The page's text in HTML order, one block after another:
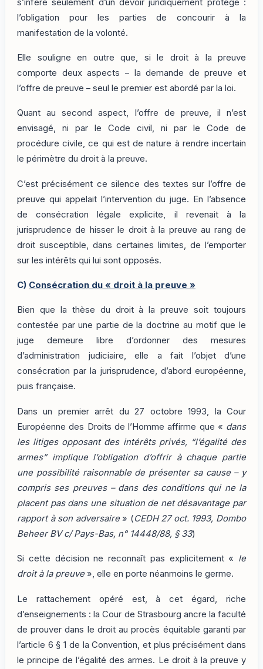
s’infère seulement d’un devoir juridiquement protégé :
l’obligation pour les parties de concourir à la
manifestation de la volonté.
Elle souligne en outre que, si le droit à la preuve
comporte deux aspects – la demande de preuve et
l’offre de preuve – seul le premier est abordé par la loi.
Quant au second aspect, l’offre de preuve, il n’est
envisagé, ni par le Code civil, ni par le Code de
procédure civile, ce qui est de nature à rendre incertain
le périmètre du droit à la preuve.
C’est précisément ce silence des textes sur l’offre de
preuve qui appelait l’intervention du juge. En l’absence
de consécration légale explicite, il revenait à la
jurisprudence de hisser le droit à la preuve au rang de
droit susceptible, dans certaines limites, de l’emporter
sur les intérêts qui lui sont opposés.
C) Consécration du « droit à la preuve »
Bien que la thèse du droit à la preuve soit toujours
contestée par une partie de la doctrine au motif que le
juge demeure libre d’ordonner des mesures
d’administration judiciaire, elle a fait l’objet d’une
consécration par la jurisprudence, d’abord européenne,
puis française.
Dans un premier arrêt du 27 octobre 1993, la Cour
Européenne des Droits de l’Homme affirme que « dans
les litiges opposant des intérêts privés, “l’égalité des
armes” implique l’obligation d’offrir à chaque partie
une possibilité raisonnable de présenter sa cause – y
compris ses preuves – dans des conditions qui ne la
placent pas dans une situation de net désavantage par
rapport à son adversaire» (CEDH 27 oct. 1993, Dombo
Beheer BV c/ Pays-Bas, n° 14448/88, § 33)
Si cette décision ne reconnaît pas explicitement « le
droit à la preuve», elle en porte néanmoins le germe.
Le rattachement opéré est, à cet égard, riche
d’enseignements : la Cour de Strasbourg ancre la faculté
de prouver dans le droit au procès équitable garanti par
l’article 6 § 1 de la Convention, et plus précisément dans
le principe de l’égalité des armes. Le droit à la preuve y